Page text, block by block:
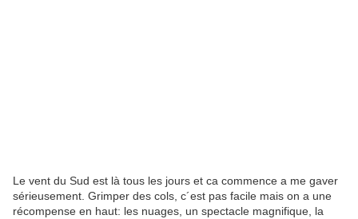
Le vent du Sud est là tous les jours et ca commence a me gaver
sérieusement. Grimper des cols, c´est pas facile mais on a une
récompense en haut: les nuages, un spectacle magnifique, la